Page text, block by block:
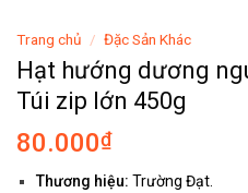
Trang chủ / Đặc Sản Khác
Hạt hướng dương
Túi zip lớn 450g
80.000₫
Thương hiệu: Trường Đạt.